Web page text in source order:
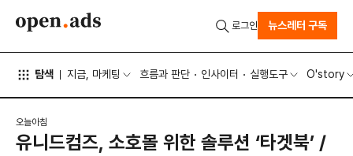
탐색 지금, 마케팅 흐름과 판단 인사이터 실행도구 O'story
로그인 뉴스레터 구독
오늘아침
유니드컴즈, 소호몰 위한 솔루션 ‘타겟북’ /